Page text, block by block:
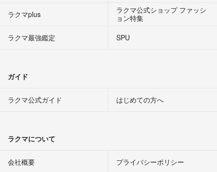
ラクマplus
ラクマ公式ショップ ファッシ
ョン特集
ラクマ最強鑑定
SPU
ガイド
ラクマ公式ガイド はじめての方へ
ラクマについて
会社概要 プライバシーポリシー